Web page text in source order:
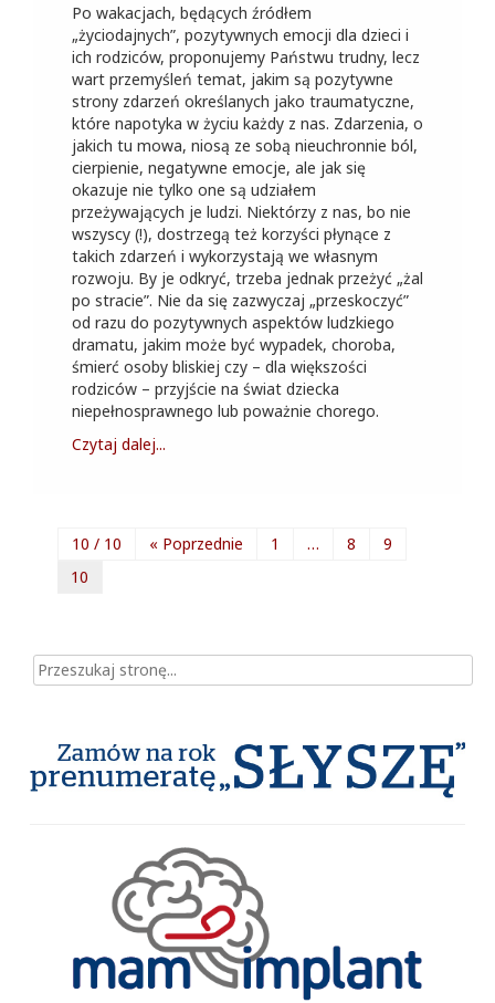
Po wakacjach, będących źródłem
„życiodajnych”, pozytywnych emocji dla dzieci i
ich rodziców, proponujemy Państwu trudny, lecz
wart przemyśleń temat, jakim są pozytywne
strony zdarzeń określanych jako traumatyczne,
które napotyka w życiu każdy z nas. Zdarzenia, o
jakich tu mowa, niosą ze sobą nieuchronnie ból,
cierpienie, negatywne emocje, ale jak się
okazuje nie tylko one są udziałem
przeżywających je ludzi. Niektórzy z nas, bo nie
wszyscy (!), dostrzegą też korzyści płynące z
takich zdarzeń i wykorzystają we własnym
rozwoju. By je odkryć, trzeba jednak przeżyć „żal
po stracie”. Nie da się zazwyczaj „przeskoczyć”
od razu do pozytywnych aspektów ludzkiego
dramatu, jakim może być wypadek, choroba,
śmierć osoby bliskiej czy – dla większości
rodziców – przyjście na świat dziecka
niepełnosprawnego lub poważnie chorego.
Czytaj dalej...
10 / 10 « Poprzednie 1 … 8
9
10
Szukaj dla: